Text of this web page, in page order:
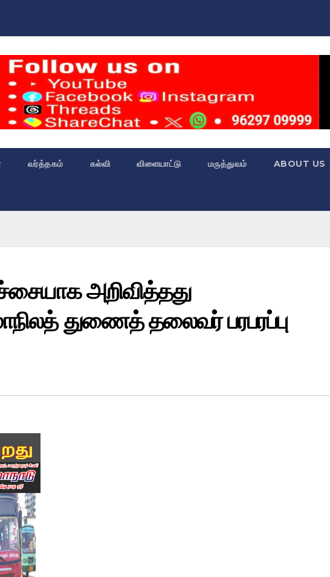
வர்த்தகம் கல்வி விளையாட்டு மருத்துவம் ABOUT US
அறிவித்தது
துணைத் தலைவர் பரபரப்பு